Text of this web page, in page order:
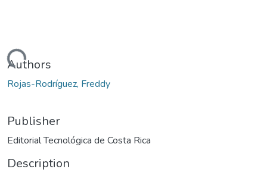
Loading...
Authors
Rojas-Rodríguez, Freddy
Publisher
Editorial Tecnológica de Costa Rica
Description